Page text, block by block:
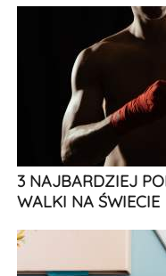
3 NAJBARDZIEJ
WALKI NA ŚWIECIE